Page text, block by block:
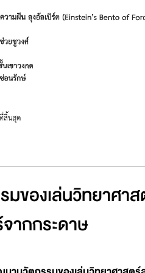
ของเล่นวิทยาศา
ากกระดาษ